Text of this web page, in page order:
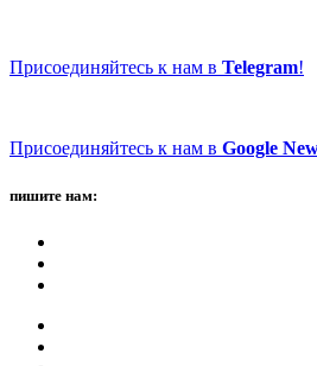
Присоединяйтесь к нам в Telegram!
Присоединяйтесь к нам в Google
пишите нам: